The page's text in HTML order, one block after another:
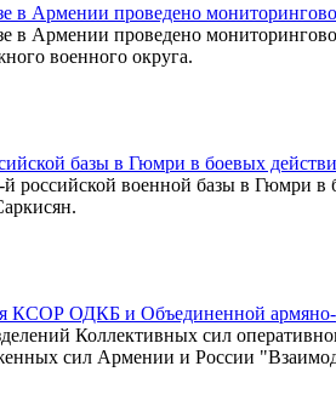
в Армении проведено
в Армении проведено
военного округа.
базы в Гюмри в боевых
российской военной базы в Гюмри
КСОР ОДКБ и Объединенной армяно-
Коллективных сил
сил Армении и России